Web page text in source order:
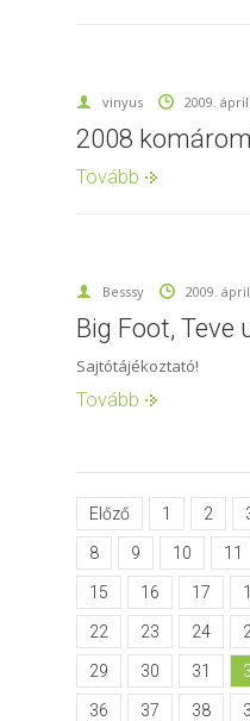
vinyus 2009.
2008
Tovább
Besssy 2009.
Big Foot, Teve
Sajtótájékoztató!
Tovább
Előző 1 2
8 9 10 11
15 16 17
22 23 24
29 30 31
36 37 38